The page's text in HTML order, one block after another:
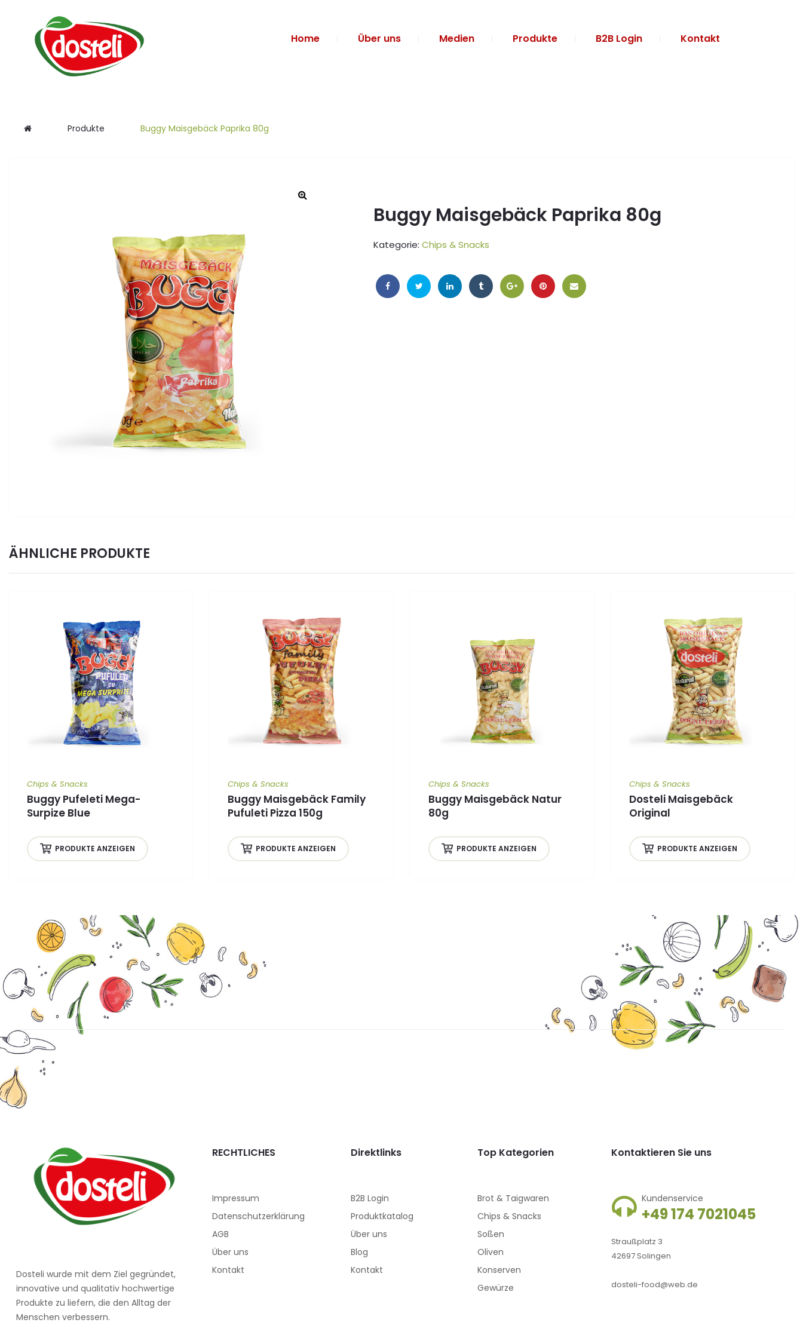
Home Über uns Medien Produkte B2B Login Kontakt
Produkte Buggy Maisgebäck Paprika 80g
Buggy Maisgebäck Paprika 80g
Kategorie: Chips & Snacks
ÄHNLICHE PRODUKTE
Chips & Snacks
Buggy Pufeleti Mega-
Surpize Blue
PRODUKTE ANZEIGEN
Chips & Snacks
Buggy Maisgebäck Family
Pufuleti Pizza 150g
PRODUKTE ANZEIGEN
Chips & Snacks
Buggy Maisgebäck Natur
80g
PRODUKTE ANZEIGEN
Chips & Snacks
Dosteli Maisgebäck
Original
PRODUKTE ANZEIGEN
Dosteli wurde mit dem Ziel gegründet,
innovative und qualitativ hochwertige
Produkte zu liefern, die den Alltag der
Menschen verbessern.
RECHTLICHES
Impressum
Datenschutz­erklärung
AGB
Über uns
Kontakt
Direktlinks
B2B Login
Produktkatalog
Über uns
Blog
Kontakt
Top Kategorien
Brot & Taigwaren
Chips & Snacks
Soßen
Oliven
Konserven
Gewürze
Kontaktieren Sie uns
Kundenservice
+49 174 7021045
Straußplatz 3
42697 Solingen
dosteli-food@web.de